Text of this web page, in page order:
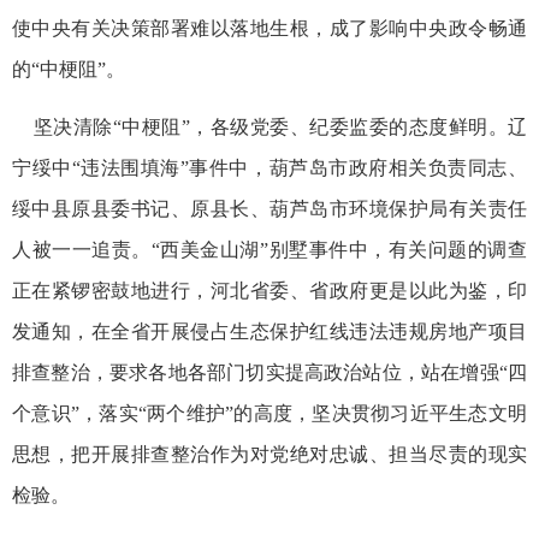
使中央有关决策部署难以落地生根，成了影响中央政令畅通
的“中梗阻”。
坚决清除“中梗阻”，各级党委、纪委监委的态度鲜明。辽
宁绥中“违法围填海”事件中，葫芦岛市政府相关负责同志、
绥中县原县委书记、原县长、葫芦岛市环境保护局有关责任
人被一一追责。“西美金山湖”别墅事件中，有关问题的调查
正在紧锣密鼓地进行，河北省委、省政府更是以此为鉴，印
发通知，在全省开展侵占生态保护红线违法违规房地产项目
排查整治，要求各地各部门切实提高政治站位，站在增强“四
个意识”，落实“两个维护”的高度，坚决贯彻习近平生态文明
思想，把开展排查整治作为对党绝对忠诚、担当尽责的现实
检验。